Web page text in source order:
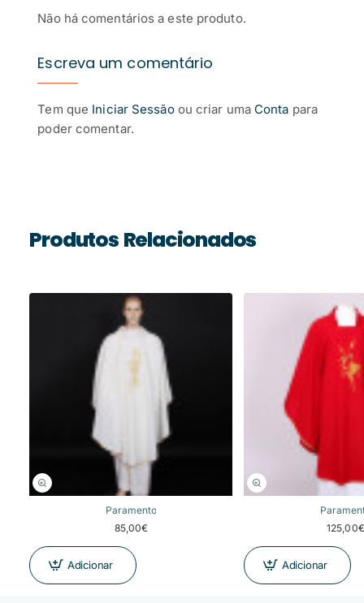
Não há comentários a este produto.
Escreva um comentário
Tem que Iniciar Sessão ou criar uma Conta para
poder comentar.
Produtos Relacionados
Paramento
85,00€
Adicionar
125,00€
Adicionar